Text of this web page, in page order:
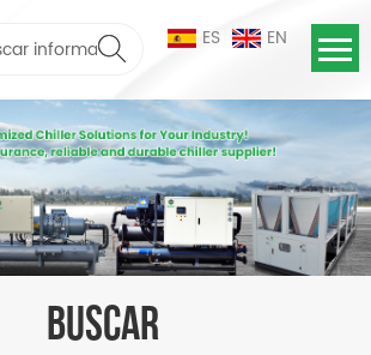
ES EN
BUSCAR